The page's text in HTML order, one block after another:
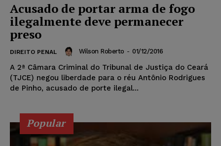
Acusado de portar arma de fogo
ilegalmente deve permanecer
preso
DIREITO PENAL Wilson Roberto - 01/12/2016
A 2ª Câmara Criminal do Tribunal de Justiça do Ceará
(TJCE) negou liberdade para o réu Antônio Rodrigues
de Pinho, acusado de porte ilegal...
Popular